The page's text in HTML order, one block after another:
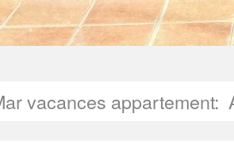
vacances appartement: